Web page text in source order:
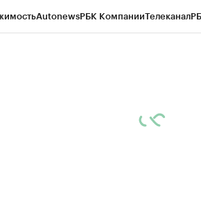
AutonewsРБК КомпанииТелеканал